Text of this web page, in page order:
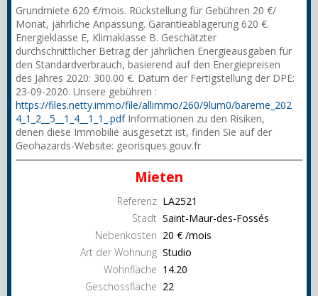
Grundmiete 620 €/mois. Rückstellung für Gebühren 20 €/
Monat, jährliche Anpassung. Garantieablagerung 620 €.
Energieklasse E, Klimaklasse B. Geschätzter
durchschnittlicher Betrag der jährlichen Energieausgaben für
den Standardverbrauch, basierend auf den Energiepreisen
des Jahres 2020: 300.00 €. Datum der Fertigstellung der DPE:
23-09-2020. Unsere gebühren :
https://files.netty.immo/file/allimmo/260/9lum0/bareme_202
4_1_2__5__1_4__1_1_.pdfInformationen zu den Risiken,
denen diese Immobilie ausgesetzt ist, finden Sie auf der
Geohazards-Website: georisques.gouv.fr
Mieten
Referenz LA2521
Stadt Saint-Maur-des-Fossés
Nebenkosten 20 € /mois
Art der Wohnung Studio
Wohnfläche 14.20
Geschossfläche 22